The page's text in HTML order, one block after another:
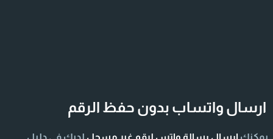
ارسال واتساب بدون حفظ الرقم
يمكنك ارسال رسالة واتس لرقم غير مسجل لديك في دليل